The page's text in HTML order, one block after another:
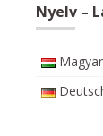
Nyelv –
Magyar